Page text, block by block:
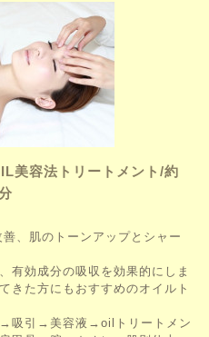
美容法トリートメント/約
、肌のトーンアップとシャー
有効成分の吸収を効果的にしま
きた方にもおすすめのオイルト
吸引→美容液→oilトリートメン